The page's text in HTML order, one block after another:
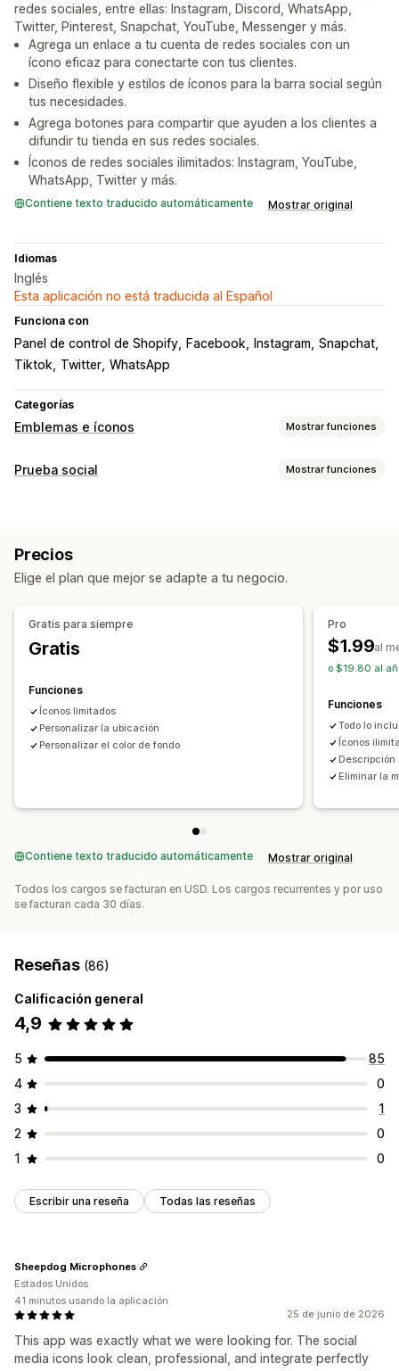
redes sociales, entre ellas: Instagram, Discord, WhatsApp,
Twitter, Pinterest, Snapchat, YouTube, Messenger y más.
Agrega un enlace a tu cuenta de redes sociales con un
ícono eficaz para conectarte con tus clientes.
Diseño flexible y estilos de íconos para la barra social según
tus necesidades.
Agrega botones para compartir que ayuden a los clientes a
difundir tu tienda en sus redes sociales.
Íconos de redes sociales ilimitados: Instagram, YouTube,
WhatsApp, Twitter y más.
Contiene texto traducido automáticamente Mostrar original
Idiomas
Inglés
Esta aplicación no está traducida al Español
Funciona con
Panel de control de Shopify Facebook Instagram Snapchat
Tiktok Twitter WhatsApp
Categorías
Emblemas e íconos Mostrar funciones
Tipos de íconos
Animaciones
Texto personalizado
Fuentes Estilo
Tamaño
Adaptación a dispositivos móviles
Específico para cada dispositivo
Posición manual
Barra de anuncios
Páginas personalizadas
Página del carrito Página de pago
Páginas de colecciones
Buscar página
Prueba social Mostrar funciones
Precios
Elige el plan que mejor se adapte a tu negocio.
Gratis para siempre
Gratis
Funciones
Íconos limitados
Personalizar la ubicación
Personalizar el color de fondo
Pro
$1.99al
o $19.80 al
Funciones
Todo lo
Íconos
Descripción
Eliminar la
Contiene texto traducido automáticamente Mostrar original
Todos los cargos se facturan en USD. Los cargos recurrentes y por uso
se facturan cada 30 días.
Reseñas (86)
Calificación general
4,9
5
85
4
0
3
1
2
0
1
0
Escribir una reseña Todas las reseñas
25 de junio de 2026
This app was exactly what we were looking for. The social
media icons look clean, professional, and integrate perfectly
Sheepdog Microphones
Estados Unidos
41 minutos usando la aplicación